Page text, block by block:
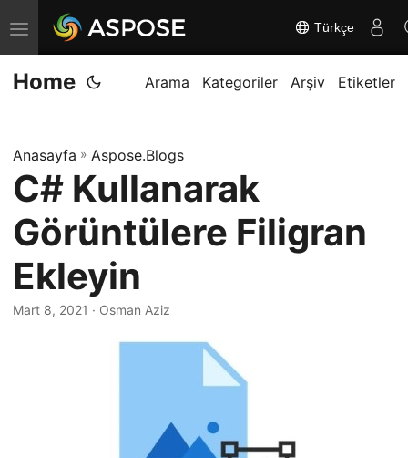
G
e
z
m
e
i
d
e
ğ
Türkçe
Home Arama Kategoriler Arşiv Etiketler
Anasayfa » Aspose.Blogs
C# Kullanarak
Görüntülere Filigran
Ekleyin
Mart 8, 2021 · Osman Aziz